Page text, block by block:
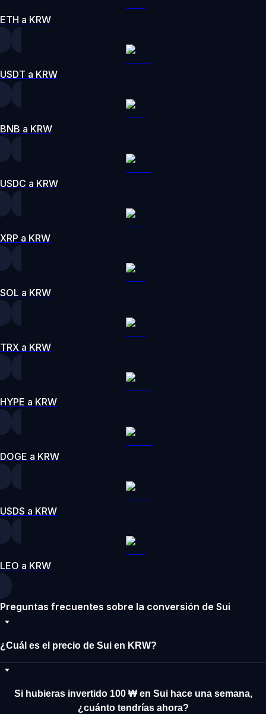
ETH a KRW
USDT a KRW
BNB a KRW
USDC a KRW
XRP a KRW
SOL a KRW
TRX a KRW
HYPE a KRW
DOGE a KRW
USDS a KRW
LEO a KRW
Preguntas frecuentes sobre la conversión de Sui
¿Cuál es el precio de Sui en KRW?
Si hubieras invertido 100 ₩ en Sui hace una semana,
¿cuánto tendrías ahora?